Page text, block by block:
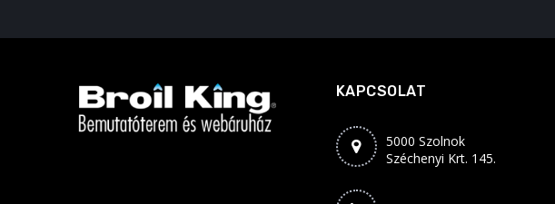
KAPCSOLAT
5000 Szolnok
Széchenyi Krt. 145.